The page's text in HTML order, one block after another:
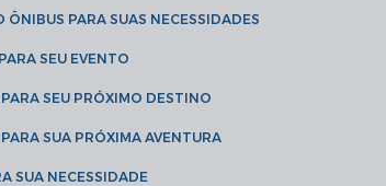
ÔNIBUS PARA SUAS NECESSIDADES
SEU EVENTO
SEU PRÓXIMO DESTINO
SUA PRÓXIMA AVENTURA
SUA NECESSIDADE